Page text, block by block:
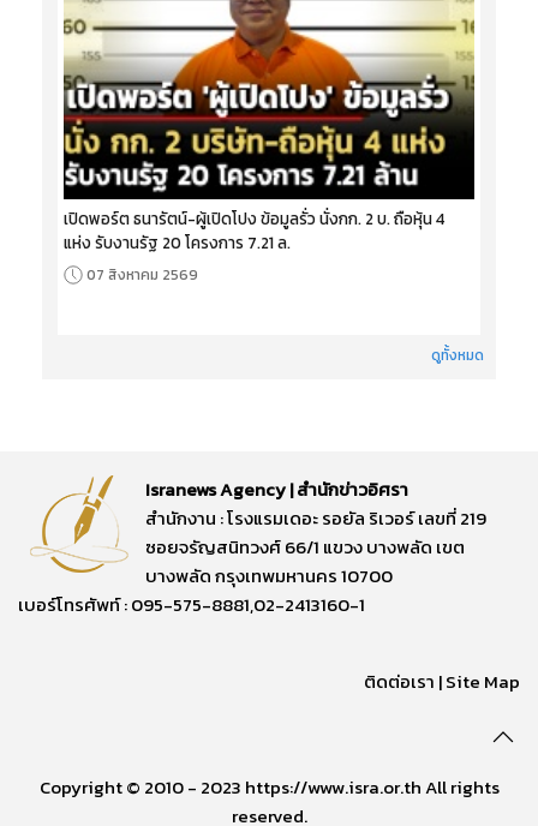
เปิดพอร์ต ธนารัตน์-ผู้เปิดโปง ข้อมูลรั่ว นั่งกก. 2 บ. ถือหุ้น 4
แห่ง รับงานรัฐ 20 โครงการ 7.21 ล.
07 สิงหาคม 2569
ดูทั้งหมด
Isranews Agency | สำนักข่าวอิศรา
สำนักงาน : โรงแรมเดอะ รอยัล ริเวอร์ เลขที่ 219
ซอยจรัญสนิทวงศ์ 66/1 แขวง บางพลัด เขต
บางพลัด กรุงเทพมหานคร 10700
เบอร์โทรศัพท์ : 095-575-8881,02-2413160-1
ติดต่อเรา |Site Map
Copyright © 2010 - 2023 https://www.isra.or.th All rights
reserved.